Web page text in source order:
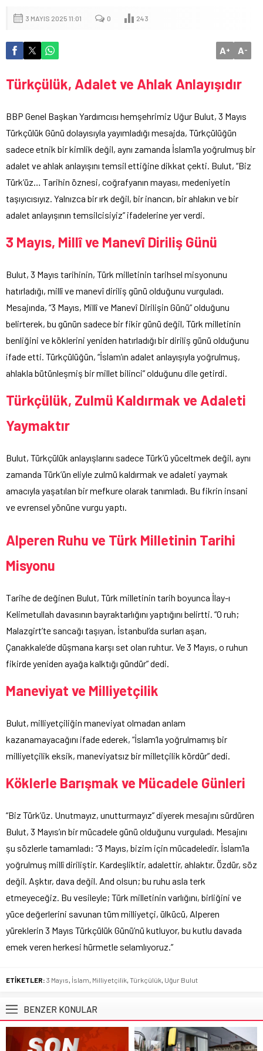
3 MAYIS 2025 11:01 0 243
A+ A-
Türkçülük, Adalet ve Ahlak Anlayışıdır
BBP Genel Başkan Yardımcısı hemşehrimiz Uğur Bulut, 3 Mayıs
Türkçülük Günü dolayısıyla yayımladığı mesajda, Türkçülüğün
sadece etnik bir kimlik değil, aynı zamanda İslam’la yoğrulmuş bir
adalet ve ahlak anlayışını temsil ettiğine dikkat çekti. Bulut, “Biz
Türk’üz… Tarihin öznesi, coğrafyanın mayası, medeniyetin
taşıyıcısıyız. Yalnızca bir ırk değil, bir inancın, bir ahlakın ve bir
adalet anlayışının temsilcisiyiz” ifadelerine yer verdi.
3 Mayıs, Millî ve Manevî Diriliş Günü
Bulut, 3 Mayıs tarihinin, Türk milletinin tarihsel misyonunu
hatırladığı, millî ve manevî diriliş günü olduğunu vurguladı.
Mesajında, “3 Mayıs, Millî ve Manevî Dirilişin Günü” olduğunu
belirterek, bu günün sadece bir fikir günü değil, Türk milletinin
benliğini ve köklerini yeniden hatırladığı bir diriliş günü olduğunu
ifade etti. Türkçülüğün, “İslam’ın adalet anlayışıyla yoğrulmuş,
ahlakla bütünleşmiş bir millet bilinci” olduğunu dile getirdi.
Türkçülük, Zulmü Kaldırmak ve Adaleti
Yaymaktır
Bulut, Türkçülük anlayışlarını sadece Türk’ü yüceltmek değil, aynı
zamanda Türk’ün eliyle zulmü kaldırmak ve adaleti yaymak
amacıyla yaşatılan bir mefkure olarak tanımladı. Bu fikrin insani
ve evrensel yönüne vurgu yaptı.
Alperen Ruhu ve Türk Milletinin Tarihi
Misyonu
Tarihe de değinen Bulut, Türk milletinin tarih boyunca İlay-ı
Kelimetullah davasının bayraktarlığını yaptığını belirtti. “O ruh;
Malazgirt’te sancağı taşıyan, İstanbul’da surları aşan,
Çanakkale’de düşmana karşı set olan ruhtur. Ve 3 Mayıs, o ruhun
fikirde yeniden ayağa kalktığı gündür” dedi.
Maneviyat ve Milliyetçilik
Bulut, milliyetçiliğin maneviyat olmadan anlam
kazanamayacağını ifade ederek, “İslam’la yoğrulmamış bir
milliyetçilik eksik, maneviyatsız bir milletçilik kördür” dedi.
Köklerle Barışmak ve Mücadele Günleri
“Biz Türk’üz. Unutmayız, unutturmayız” diyerek mesajını sürdüren
Bulut, 3 Mayıs’ın bir mücadele günü olduğunu vurguladı. Mesajını
şu sözlerle tamamladı: “3 Mayıs, bizim için mücadeledir. İslam’la
yoğrulmuş millî diriliştir. Kardeşliktir, adalettir, ahlaktır. Özdür, söz
değil. Aşktır, dava değil. And olsun; bu ruhu asla terk
etmeyeceğiz. Bu vesileyle; Türk milletinin varlığını, birliğini ve
yüce değerlerini savunan tüm milliyetçi, ülkücü, Alperen
yüreklerin 3 Mayıs Türkçülük Günü’nü kutluyor, bu kutlu davada
emek veren herkesi hürmetle selamlıyoruz.”
ETİKETLER: 3 Mayıs, İslam, Milliyetçilik, Türkçülük, Uğur Bulut
BENZER KONULAR